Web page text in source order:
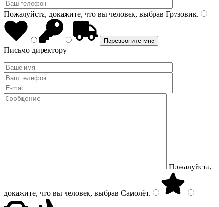
Пожалуйста, докажите, что вы человек, выбрав Грузовик.
Письмо директору
Пожалуйста,
докажите, что вы человек, выбрав Самолёт.